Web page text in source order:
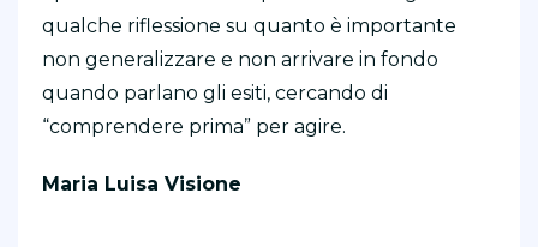
qualche riflessione su quanto è importante
non generalizzare e non arrivare in fondo
quando parlano gli esiti, cercando di
“comprendere prima” per agire.
Maria Luisa Visione